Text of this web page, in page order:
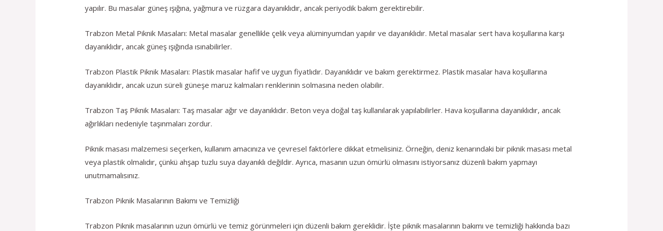
yapılır. Bu masalar güneş ışığına, yağmura ve rüzgara dayanıklıdır, ancak periyodik bakım gerektirebilir.
Trabzon Metal Piknik Masaları: Metal masalar genellikle çelik veya alüminyumdan yapılır ve dayanıklıdır. Metal masalar sert hava koşullarına karşı
dayanıklıdır, ancak güneş ışığında ısınabilirler.
Trabzon Plastik Piknik Masaları: Plastik masalar hafif ve uygun fiyatlıdır. Dayanıklıdır ve bakım gerektirmez. Plastik masalar hava koşullarına
dayanıklıdır, ancak uzun süreli güneşe maruz kalmaları renklerinin solmasına neden olabilir.
Trabzon Taş Piknik Masaları: Taş masalar ağır ve dayanıklıdır. Beton veya doğal taş kullanılarak yapılabilirler. Hava koşullarına dayanıklıdır, ancak
ağırlıkları nedeniyle taşınmaları zordur.
Piknik masası malzemesi seçerken, kullanım amacınıza ve çevresel faktörlere dikkat etmelisiniz. Örneğin, deniz kenarındaki bir piknik masası metal
veya plastik olmalıdır, çünkü ahşap tuzlu suya dayanıklı değildir. Ayrıca, masanın uzun ömürlü olmasını istiyorsanız düzenli bakım yapmayı
unutmamalısınız.
Trabzon Piknik Masalarının Bakımı ve Temizliği
Trabzon Piknik masalarının uzun ömürlü ve temiz görünmeleri için düzenli bakım gereklidir. İşte piknik masalarının bakımı ve temizliği hakkında bazı